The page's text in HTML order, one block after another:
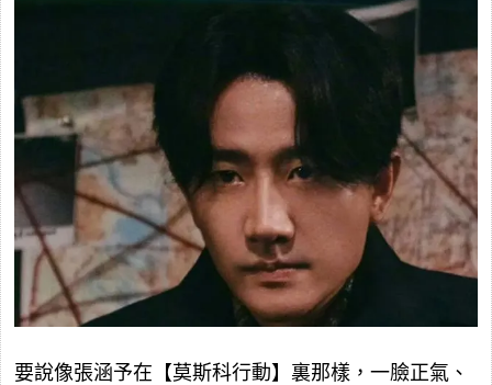
要說像張涵予在【莫斯科行動】裏那樣，一臉正氣、